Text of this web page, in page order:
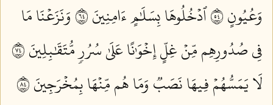
وَعُيُونٍ ٤٥
ٱدۡخُلُوهَا بِسَلَٰمٍ ءَامِنِينَ ٤٦
وَنَزَعۡنَا مَا
فِي صُدُورِهِم مِّنۡ غِلٍّ إِخۡوَٰنًا عَلَىٰ سُرُرٖ مُّتَقَٰبِلِينَ ٤٧
لَا يَمَسُّهُمۡ فِيهَا نَصَبٞ وَمَا هُم مِّنۡهَا بِمُخۡرَجِينَ ٤٨